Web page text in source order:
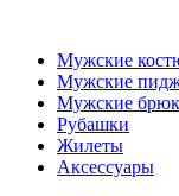
Мужские
Мужские
Мужские
Рубашки
Жилеты
Аксессуары